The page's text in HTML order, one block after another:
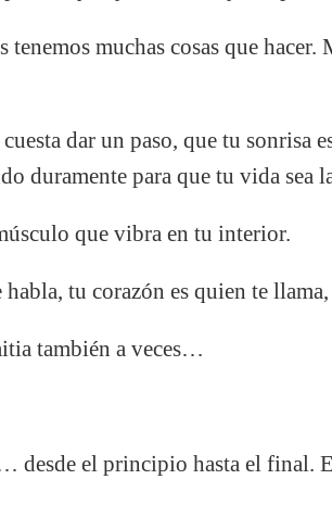
tenemos muchas cosas que
dar un paso, que tu sonrisa
duramente para que tu vida sea
que vibra en tu interior.
tu corazón es quien te
también a veces…
desde el principio hasta el final.